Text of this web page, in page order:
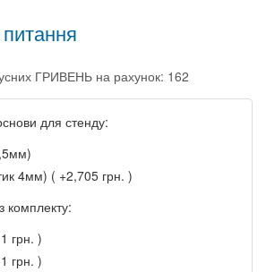
ГРИВЕНЬ на рахунок: 162
для стенду:
4мм) ( +2,705 грн. )
комплекту:
грн. )
грн. )